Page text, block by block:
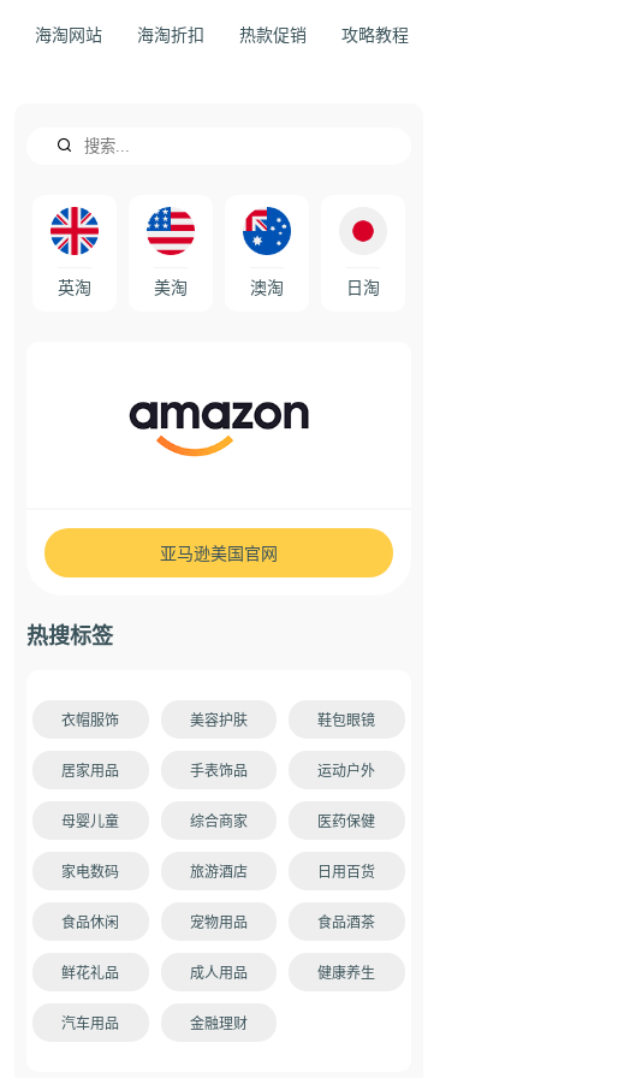
海淘网站 海淘折扣 热款促销 攻略教程
英淘 美淘 澳淘 日淘
亚马逊美国官网
热搜标签
衣帽服饰 美容护肤 鞋包眼镜
居家用品 手表饰品 运动户外
母婴儿童 综合商家 医药保健
家电数码 旅游酒店 日用百货
食品休闲 宠物用品 食品酒茶
鲜花礼品 成人用品 健康养生
汽车用品 金融理财